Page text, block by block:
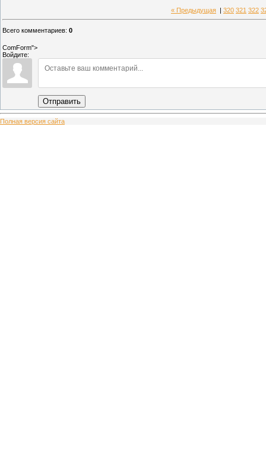
« Предыдущая 320 321 322
Всего комментариев: 0
ComForm">
Войдите:
Отправить
Полная версия сайта